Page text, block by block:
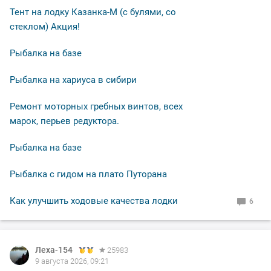
Тент на лодку Казанка-М (с булями, со
стеклом) Акция!
Рыбалка на базе
Рыбалка на хариуса в сибири
Ремонт моторных гребных винтов, всех
марок, перьев редуктора.
Рыбалка на базе
Рыбалка с гидом на плато Путорана
Как улучшить ходовые качества лодки 6
Леха-154
25983
9 августа 2026, 09:21
Леха-154
25983
8 августа 2026, 20:55